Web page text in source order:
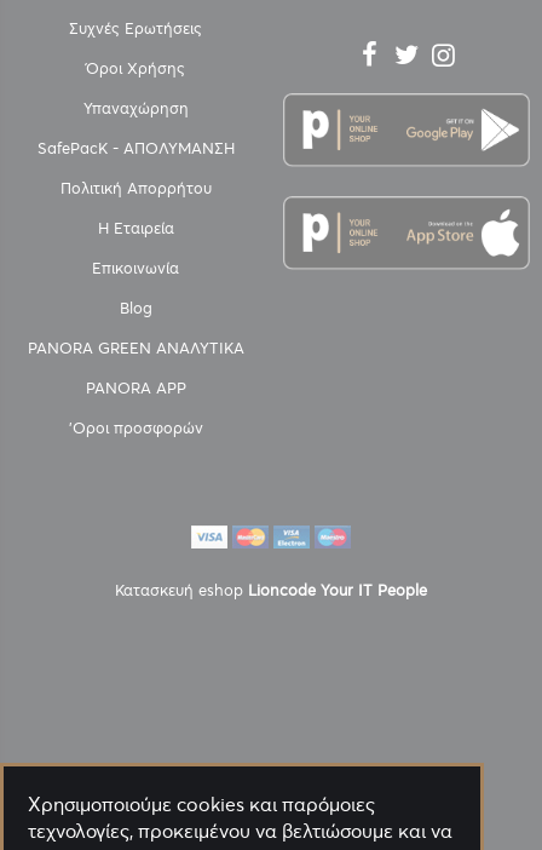
Συχνές Ερωτήσεις
Όροι Χρήσης
Υπαναχώρηση
SafePacK - ΑΠΟΛΥΜΑΝΣΗ
Πολιτική Απορρήτου
Η Εταιρεία
Επικοινωνία
Blog
PANORA GREEN ΑΝΑΛΥΤΙΚΑ
PANORA APP
'Οροι προσφορών
Κατασκευή eshop Lioncode Your IT People
Χρησιμοποιούμε cookies και παρόμοιες
τεχνολογίες, προκειμένου να βελτιώσουμε και να